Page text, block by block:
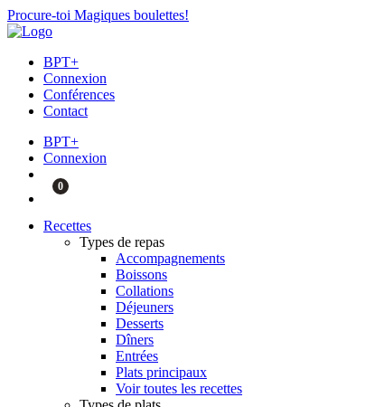
Procure-toi Magiques boulettes!
BPT+
Connexion
Conférences
Contact
BPT+
Connexion
0
Recettes
Types de repas
Accompagnements
Boissons
Collations
Déjeuners
Desserts
Dîners
Entrées
Plats principaux
Voir toutes les recettes